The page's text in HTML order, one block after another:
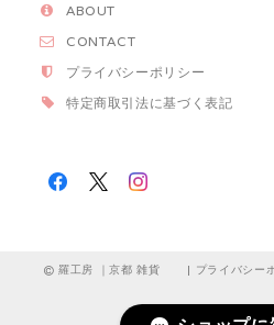
ABOUT
CONTACT
プライバシーポリシー
特定商取引法に基づく表記
羅工房 ｜京都 雑貨 | プライバシー